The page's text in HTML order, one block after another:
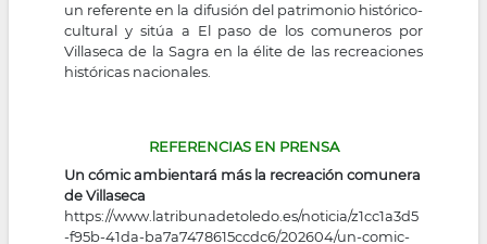
un referente en la difusión del patrimonio histórico-
cultural y sitúa a El paso de los comuneros por
Villaseca de la Sagra en la élite de las recreaciones
históricas nacionales.
REFERENCIAS EN PRENSA
Un cómic ambientará más la recreación comunera
de Villaseca
https://www.latribunadetoledo.es/noticia/z1cc1a3d5
-f95b-41da-ba7a7478615ccdc6/202604/un-comic-